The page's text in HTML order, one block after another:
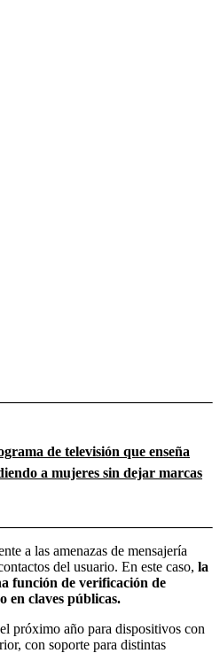
de televisión que enseña
a mujeres sin dejar marcas
a las amenazas de mensajería
del usuario. En este caso, la
función de verificación de
en claves públicas.
próximo año para dispositivos con
con soporte para distintas